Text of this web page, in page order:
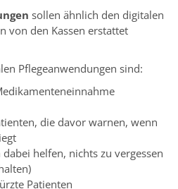
sollen ähnlich den digitalen
von den Kassen erstattet
Pflegeanwendungen sind:
die davor warnen, wenn
helfen, nichts zu vergessen
Patienten